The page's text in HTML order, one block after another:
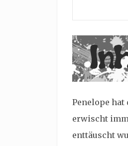
Penelope
erwischt
enttäuscht